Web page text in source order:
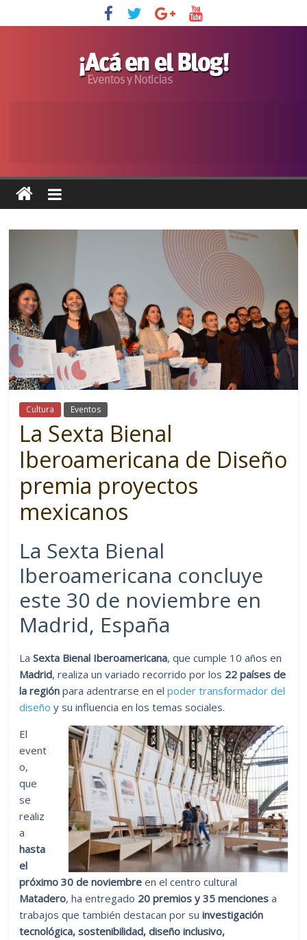
Cultura Eventos
La Sexta Bienal
Iberoamericana de Diseño
premia proyectos
mexicanos
La Sexta Bienal
Iberoamericana concluye
este 30 de noviembre en
Madrid, España
LaSexta Bienal Iberoamericana, que cumple 10 años en
Madrid, realiza un variado recorrido por los 22 países de
la región para adentrarse en elpoder transformador del
diseño y su influencia en los temas sociales.
El
event
o,
que
se
realiz
a
hasta
el
próximo 30 de noviembre en el centro cultural
Matadero, ha entregado 20 premios y 35 menciones a
trabajos que también destacan por suinvestigación
tecnológica, sostenibilidad, diseño inclusivo,